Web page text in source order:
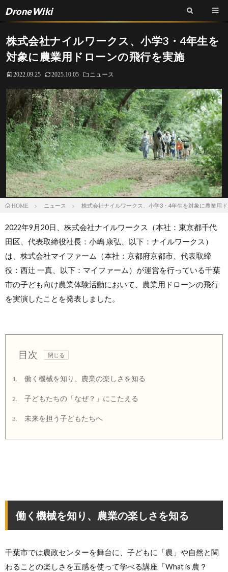
DroneWiki
株式会社ナイルワークス、小学3・4年生を
対象に農業用ドローンの飛行を実施
2022.09.25 2025.10.05 ニュース
HOME ニュース 株式会社ナイルワークス、小学3・4年生を対象に農業用
2022年9月20日、株式会社ナイルワークス（本社：東京都千代
田区、代表取締役社長：小嶋 康弘、以下：ナイルワークス）
は、株式会社マイファーム（本社：京都府京都市、代表取締
役：西辻 一真、以下：マイファーム）が運営を行っている千葉
市の子ども向け農業体験活動において、農業用ドローンの飛行
を実演したことを発表しました。
目次
1. 働く機械を知り、農業の楽しさを知る
2. 子どもたちの「なぜ？」にこたえる
3. 未来を担う子どもたちへ
働く機械を知り、農業の楽しさを知る
千葉市では農政センターを舞台に、子どもに「農」や自然と関
わることの楽しさを五感を使って学べる講座「What is 農？